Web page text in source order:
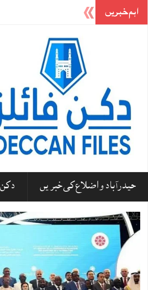
اہم خبریں
’مجھے صرف مسلمان ہونے کی وجہ سے نشانہ بنایا گیا‘! 20 جولائی کے مظاہرین کے سنگین الزامات، راہل گاندھی کے سامنے پولیس پر امتیازی سلوک کا دعویٰ (ویڈیو
حیدرآباد و اضلاع کی خبریں